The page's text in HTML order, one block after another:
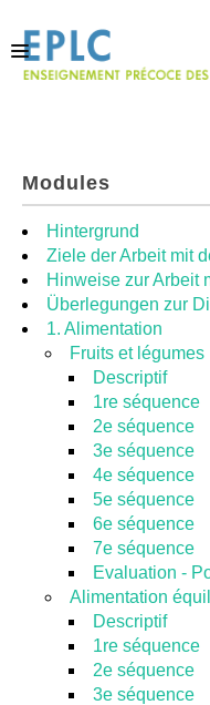
MODULES
RESSOURCES
Modules
Hintergrund
Ziele der Arbeit mit
Hinweise zur Arbeit
Überlegungen zur
1. Alimentation
Fruits et légumes
Descriptif
1re séquence
2e séquence
3e séquence
4e séquence
5e séquence
6e séquence
7e séquence
Evaluation -
Alimentation
Descriptif
1re séquence
2e séquence
3e séquence